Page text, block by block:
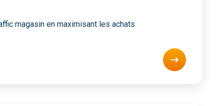
magasin en maximisant les achats